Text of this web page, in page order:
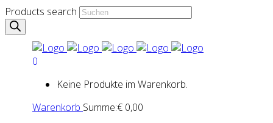
Products search
0
Keine Produkte im Warenkorb.
Warenkorb Summe:€ 0,00